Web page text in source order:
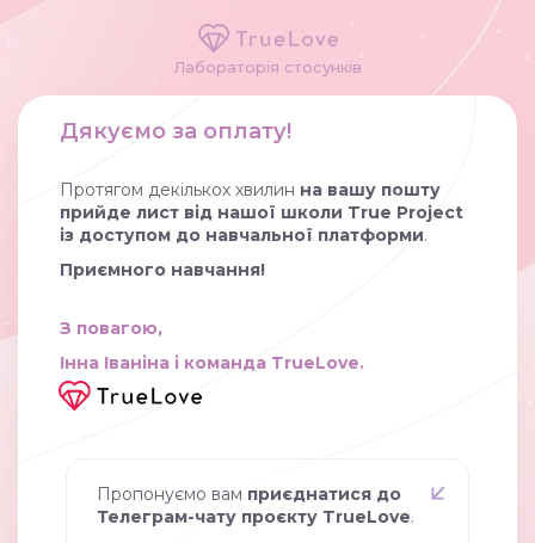
Лабораторія стосунків
Дякуємо за оплату!
Протягом декількох хвилин на вашу пошту
прийде лист від нашої школи True Project
із доступом до навчальної платформи.
Приємного навчання!
З повагою,
Інна Іваніна і команда TrueLove.
Пропонуємо вам приєднатися до
Телеграм-чату проєкту TrueLove.